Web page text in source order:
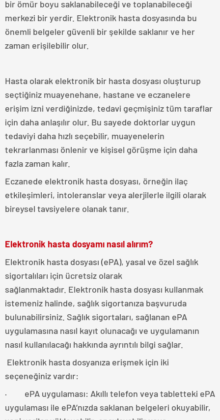
bir ömür boyu saklanabileceği ve toplanabileceği
merkezi bir yerdir. Elektronik hasta dosyasında bu
önemli belgeler güvenli bir şekilde saklanır ve her
zaman erişilebilir olur.
Hasta olarak elektronik bir hasta dosyası oluşturup
seçtiğiniz muayenehane, hastane ve eczanelere
erişim izni verdiğinizde, tedavi geçmişiniz tüm taraflar
için daha anlaşılır olur. Bu sayede doktorlar uygun
tedaviyi daha hızlı seçebilir, muayenelerin
tekrarlanması önlenir ve kişisel görüşme için daha
fazla zaman kalır.
Eczanede elektronik hasta dosyası, örneğin ilaç
etkileşimleri, intoleranslar veya alerjilerle ilgili olarak
bireysel tavsiyelere olanak tanır.
Elektronik hasta dosyamı nasıl alırım?
Elektronik hasta dosyası (ePA), yasal ve özel sağlık
sigortalıları için ücretsiz olarak
sağlanmaktadır. Elektronik hasta dosyası kullanmak
istemeniz halinde, sağlık sigortanıza başvuruda
bulunabilirsiniz. Sağlık sigortaları, sağlanan ePA
uygulamasına nasıl kayıt olunacağı ve uygulamanın
nasıl kullanılacağı hakkında ayrıntılı bilgi sağlar.
Elektronik hasta dosyanıza erişmek için iki
seçeneğiniz vardır:
· ePA uygulaması: Akıllı telefon veya tabletteki ePA
uygulaması ile ePA’nızda saklanan belgeleri okuyabilir,